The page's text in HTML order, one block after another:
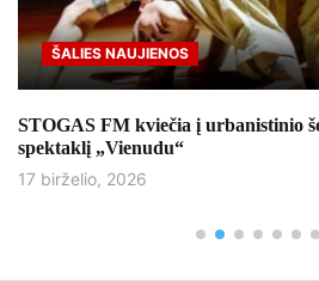
ŠALIES NAUJIENOS
STOGAS FM kviečia į urbanistinio
spektaklį „Vienudu“
17 birželio, 2026